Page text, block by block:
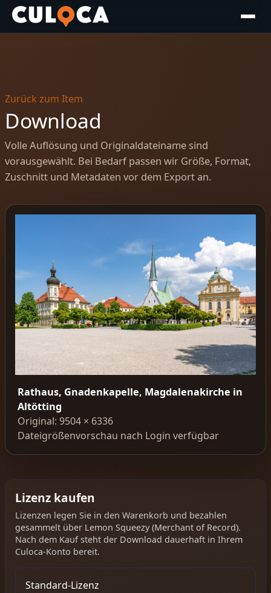
Zurück zum Item
Download
Volle Auflösung und Originaldateiname sind
vorausgewählt. Bei Bedarf passen wir Größe, Format,
Zuschnitt und Metadaten vor dem Export an.
Rathaus, Gnadenkapelle, Magdalenakirche in
Altötting
Original: 9504 × 6336
Dateigrößenvorschau nach Login verfügbar
Lizenz kaufen
Lizenzen legen Sie in den Warenkorb und bezahlen
gesammelt über Lemon Squeezy (Merchant of Record).
Nach dem Kauf steht der Download dauerhaft in Ihrem
Culoca-Konto bereit.
Standard-Lizenz